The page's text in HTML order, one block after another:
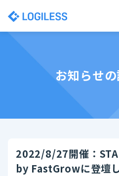
お知らせ
2022/8/27開催：
by FastGrowに登壇